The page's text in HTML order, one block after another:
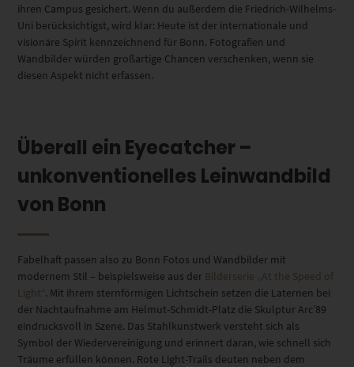
ihren Campus gesichert. Wenn du außerdem die Friedrich-Wilhelms-
Uni berücksichtigst, wird klar: Heute ist der internationale und
visionäre Spirit kennzeichnend für Bonn. Fotografien und
Wandbilder würden großartige Chancen verschenken, wenn sie
diesen Aspekt nicht erfassen.
Überall ein Eyecatcher –
unkonventionelles Leinwandbild
von Bonn
Fabelhaft passen also zu Bonn Fotos und Wandbilder mit
modernem Stil – beispielsweise aus der Bilderserie „At the Speed of
Light“ . Mit ihrem sternförmigen Lichtschein setzen die Laternen bei
der Nachtaufnahme am Helmut-Schmidt-Platz die Skulptur Arc’89
eindrucksvoll in Szene. Das Stahlkunstwerk versteht sich als
Symbol der Wiedervereinigung und erinnert daran, wie schnell sich
Träume erfüllen können. Rote Light-Trails deuten neben dem